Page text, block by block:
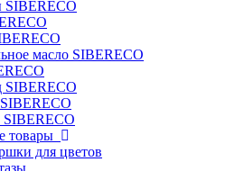
SIBERECO
масло SIBERECO
SIBERECO
товары
для цветов